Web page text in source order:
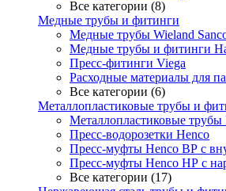
Все категории (8)
Медные трубы и фитинги
Медные трубы Wieland
Медные трубы и фитинги
Пресс-фитинги Viega
Расходные материалы для
Все категории (6)
Металлопластиковые трубы и
Металлопластиковые трубы
Пресс-водорозетки Henco
Пресс-муфты Henco ВР с
Пресс-муфты Henco НР с
Все категории (17)